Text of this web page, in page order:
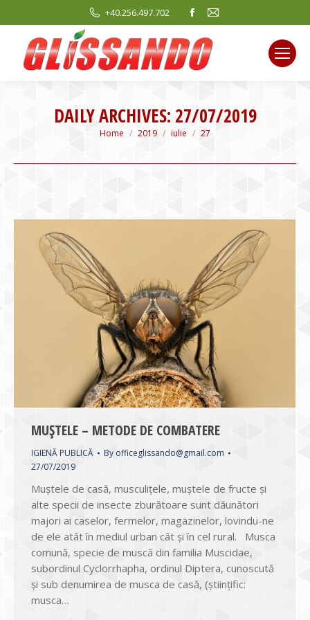
+40.256.497.702
Facebook
opens
in
new
Mail
new
DAILY ARCHIVES: 27/07/2019
You are here:
Home 2019 iulie 27
MUȘTELE – METODE DE COMBATERE
IGIENĂ PUBLICĂ By officeglissando@gmail.com
27/07/2019
Muștele de casă, musculițele, muștele de fructe și
alte specii de insecte zburătoare sunt dăunători
majori ai caselor, fermelor, magazinelor, lovindu-ne
de ele atât în mediul urban cât și în cel rural. Musca
comună, specie de muscă din familia Muscidae,
subordinul Cyclorrhapha, ordinul Diptera, cunoscută
și sub denumirea de musca de casă, (științific:
musca…